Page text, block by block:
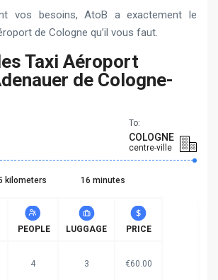
vos besoins, AtoB a exactement le
de Cologne qu’il vous faut.
Taxi Aéroport
de Cologne-
To:
COLOGNE
centre-ville
kilometers 16 minutes
PEOPLE LUGGAGE PRICE
4 3 €60.00